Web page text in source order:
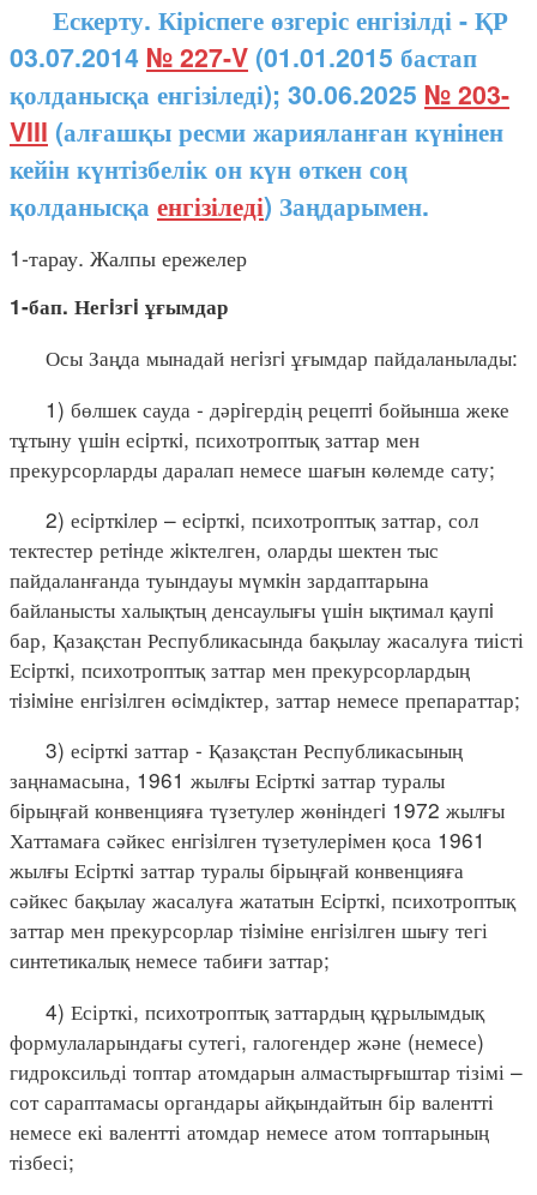
Ескерту. Кіріспеге өзгеріс енгізілді - ҚР
03.07.2014 № 227-V (01.01.2015 бастап
қолданысқа енгізіледі); 30.06.2025 № 203-
VIII (алғашқы ресми жарияланған күнінен
кейін күнтізбелік он күн өткен соң
қолданысқа енгізіледі) Заңдарымен.
1-тарау. Жалпы ережелер
1-бап. Негiзгi ұғымдар
Осы Заңда мынадай негiзгi ұғымдар пайдаланылады:
1) бөлшек сауда - дәрiгердің рецептi бойынша жеке
тұтыну үшiн есiрткi, психотроптық заттар мен
прекурсорларды даралап немесе шағын көлемде сату;
2) есiрткiлер – есiрткi, психотроптық заттар, сол
тектестер ретiнде жiктелген, оларды шектен тыс
пайдаланғанда туындауы мүмкiн зардаптарына
байланысты халықтың денсаулығы үшiн ықтимал қаупi
бар, Қазақстан Республикасында бақылау жасалуға тиісті
Есiрткi, психотроптық заттар мен прекурсорлардың
тiзiмiне енгiзiлген өсiмдiктер, заттар немесе препараттар;
3) есiрткi заттар - Қазақстан Республикасының
заңнамасына, 1961 жылғы Есiрткi заттар туралы
бiрыңғай конвенцияға түзетулер жөнiндегi 1972 жылғы
Хаттамаға сәйкес енгiзiлген түзетулерiмен қоса 1961
жылғы Есiрткi заттар туралы бiрыңғай конвенцияға
сәйкес бақылау жасалуға жататын Есiрткi, психотроптық
заттар мен прекурсорлар тiзiмiне енгiзiлген шығу тегі
синтетикалық немесе табиғи заттар;
4) Есірткі, психотроптық заттардың құрылымдық
формулаларындағы сутегі, галогендер және (немесе)
гидроксильді топтар атомдарын алмастырғыштар тізімі –
сот сараптамасы органдары айқындайтын бір валентті
немесе екі валентті атомдар немесе атом топтарының
тізбесі;